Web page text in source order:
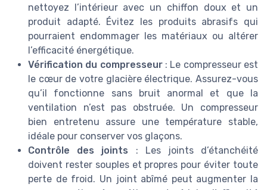
nettoyez l’intérieur avec un chiffon doux et un
produit adapté. Évitez les produits abrasifs qui
pourraient endommager les matériaux ou altérer
l’efficacité énergétique.
Vérification du compresseur: Le compresseur est
le cœur de votre glacière électrique. Assurez-vous
qu’il fonctionne sans bruit anormal et que la
ventilation n’est pas obstruée. Un compresseur
bien entretenu assure une température stable,
idéale pour conserver vos glaçons.
Contrôle des joints : Les joints d’étanchéité
doivent rester souples et propres pour éviter toute
perte de froid. Un joint abîmé peut augmenter la